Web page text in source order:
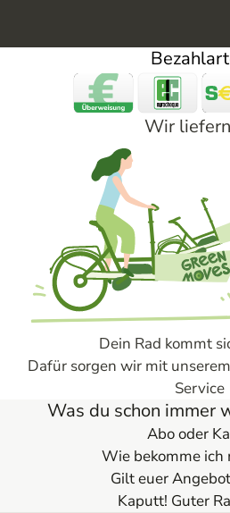
Wir
Dein Rad kommt
Dafür sorgen wir mit
Service
Was du schon immer
Abo oder
Wie bekomme ich
Gilt euer
Kaputt! Guter